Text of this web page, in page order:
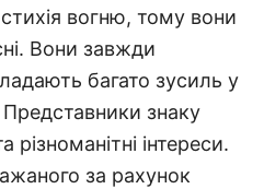
вогню, тому вони
Вони завжди
багато зусиль у
знаку
різноманітні інтереси.
за рахунок